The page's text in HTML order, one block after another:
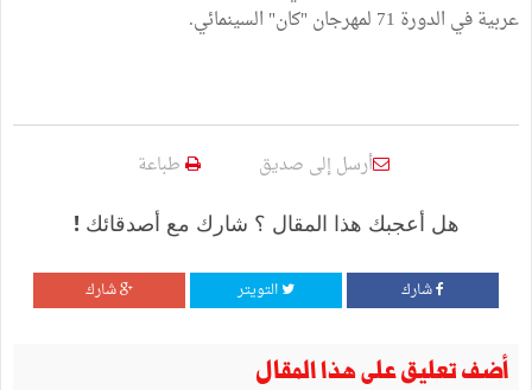
عربية في الدورة 71 لمهرجان "كان" السينمائي.
أرسل إلى صديق طباعة
هل أعجبك هذا المقال ؟ شارك مع أصدقائك !
شارك التويتر شارك
أضف تعليق على هذا المقال